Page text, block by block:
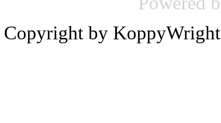
Copyright by KoppyWright